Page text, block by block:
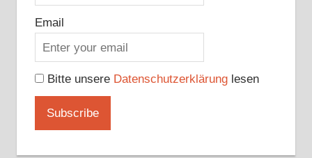
Email
Bitte unsere Datenschutzerklärunglesen